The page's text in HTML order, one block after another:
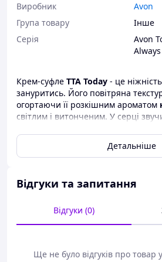
Виробник
Avon
Група товару
Інше
Серія
Avon
Always
Крем-суфле TTA Today - це
зануритись. Його повітряна
огортаючи її розкішним ароматом
світлим і витонченим. У серці
а
залишає
шлейф. Це не просто догляд - це
Ноти: неролі, цвіт квітки-
Нанеси лосьйон на чисту шкіру
масажними рухами після душу або
Детальніше
Відгуки та запитання
Відгуки (0)
Ще не було відгуків про товар